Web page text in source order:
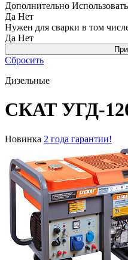
Дополнительно
Да Нет
Нужен для сварки в том
Да Нет
Сбросить
Дизельные
СКАТ УГД-
Новинка 2 года гарантии!